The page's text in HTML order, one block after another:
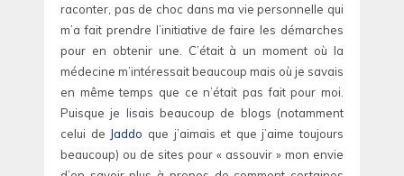
raconter, pas de choc dans ma vie personnelle qui
m’a fait prendre l’initiative de faire les démarches
pour en obtenir une. C’était à un moment où la
médecine m’intéressait beaucoup mais où je savais
en même temps que ce n’était pas fait pour moi.
Puisque je lisais beaucoup de blogs (notamment
celui de Jaddo que j’aimais et que j’aime toujours
beaucoup) ou de sites pour « assouvir » mon envie